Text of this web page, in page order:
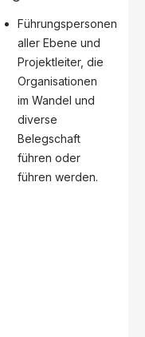
Führungspersonen
aller Ebene und
Projektleiter, die
Organisationen
im Wandel und
diverse
Belegschaft
führen oder
führen werden.